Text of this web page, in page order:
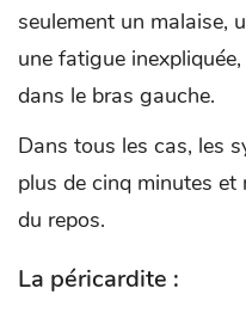
seulement un malaise,
une fatigue
dans le bras gauche.
Dans tous les cas, les
plus de cinq minutes
du repos.
La péricardite :